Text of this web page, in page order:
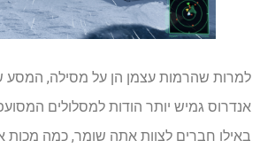
למרות שהרמות עצמן הן על מסילה,
באילו חברים לצוות אתה שומר, כמה מכות